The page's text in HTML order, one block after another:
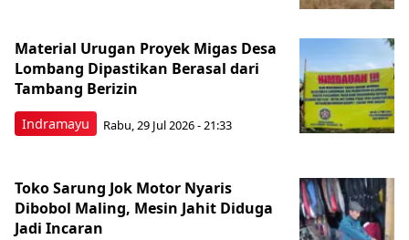
Indramayu
Material Urugan Proyek Migas Desa
Lombang Dipastikan Berasal dari
Tambang Berizin
Rabu, 29 Jul 2026 - 21:33
Toko Sarung Jok Motor Nyaris
Dibobol Maling, Mesin Jahit Diduga
Jadi Incaran